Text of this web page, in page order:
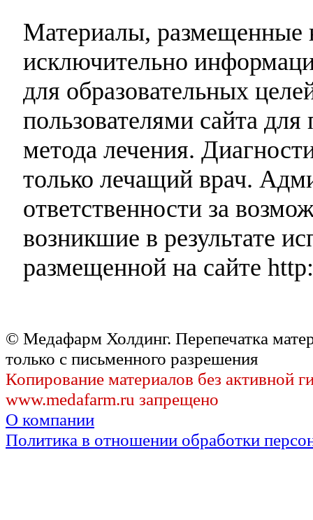
Материалы, размещенные
исключительно
для образовательных
пользователями сайта
метода лечения.
только лечащий врач.
ответственности за
возникшие в результате
размещенной на сайте
© Медафарм Холдинг. Перепечатка
только с письменного разрешения
Копирование материалов без активной
www.medafarm.ru запрещено
О компании
Политика в отношении обработки